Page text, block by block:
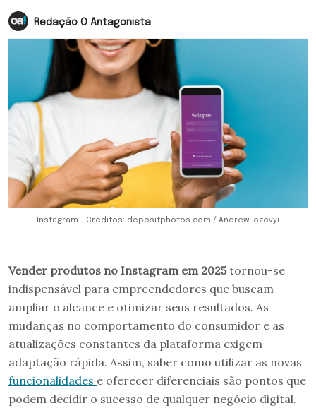
Redação O Antagonista
Instagram - Créditos: depositphotos.com / AndrewLozovyi
Vender produtos no Instagram em 2025tornou-se
indispensável para empreendedores que buscam
ampliar o alcance e otimizar seus resultados. As
mudanças no comportamento do consumidor e as
atualizações constantes da plataforma exigem
adaptação rápida. Assim, saber como utilizar as novas
funcionalidades e oferecer diferenciais são pontos que
podem decidir o sucesso de qualquer negócio digital.